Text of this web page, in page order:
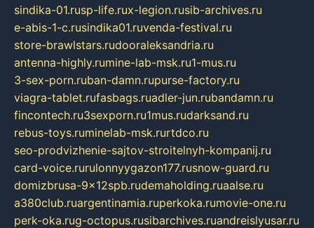
sindika-01.rusp-life.rux-legion.rusib-archives.ru
e-abis-1-c.rusindika01.ruvenda-festival.ru
store-brawlstars.rudooraleksandria.ru
antenna-highly.rumine-lab-msk.ru1-mus.ru
3-sex-porn.ruban-damn.rupurse-factory.ru
viagra-tablet.rufasbags.ruadler-jun.rubandamn.ru
fincontech.ru3sexporn.ru1mus.rudarksand.ru
rebus-toys.ruminelab-msk.rurtdco.ru
seo-prodvizhenie-sajtov-stroitelnyh-kompanij.ru
card-voice.rurulonnyygazon177.rusnow-guard.ru
domizbrusa-9x12spb.rudemaholding.ruaalse.ru
a380club.ruargentinamia.ruperkoka.rumovie-one.ru
perk-oka.rug-octopus.rusibarchives.ruandreislyusar.ru